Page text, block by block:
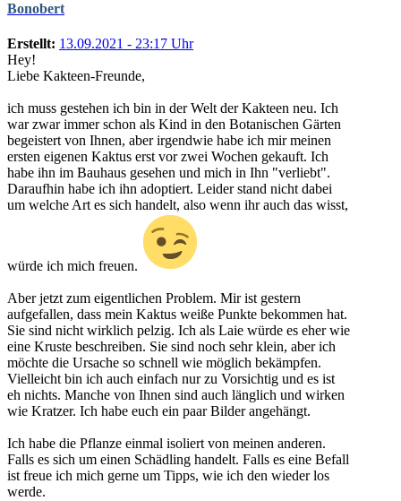
Bonobert
Erstellt: 13.09.2021 - 23:17 Uhr
Hey!
Liebe Kakteen-Freunde,
ich muss gestehen ich bin in der Welt der Kakteen neu. Ich
war zwar immer schon als Kind in den Botanischen Gärten
begeistert von Ihnen, aber irgendwie habe ich mir meinen
ersten eigenen Kaktus erst vor zwei Wochen gekauft. Ich
habe ihn im Bauhaus gesehen und mich in Ihn "verliebt".
Daraufhin habe ich ihn adoptiert. Leider stand nicht dabei
um welche Art es sich handelt, also wenn ihr auch das wisst,
würde ich mich freuen.
Aber jetzt zum eigentlichen Problem. Mir ist gestern
aufgefallen, dass mein Kaktus weiße Punkte bekommen hat.
Sie sind nicht wirklich pelzig. Ich als Laie würde es eher wie
eine Kruste beschreiben. Sie sind noch sehr klein, aber ich
möchte die Ursache so schnell wie möglich bekämpfen.
Vielleicht bin ich auch einfach nur zu Vorsichtig und es ist
eh nichts. Manche von Ihnen sind auch länglich und wirken
wie Kratzer. Ich habe euch ein paar Bilder angehängt.
Ich habe die Pflanze einmal isoliert von meinen anderen.
Falls es sich um einen Schädling handelt. Falls es eine Befall
ist freue ich mich gerne um Tipps, wie ich den wieder los
werde.